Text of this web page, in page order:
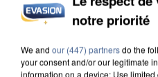
L’UN DES FONDATEURS
MAFIA INTERPELLÉ EN
notre priorité
We and our (447) partnersdo the
your consent and/or our legitimate
information on a device; Use